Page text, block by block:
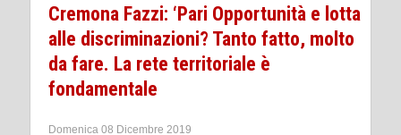
Cremona Fazzi: ‘Pari Opportunità e lotta
alle discriminazioni? Tanto fatto, molto
da fare. La rete territoriale è
fondamentale
Domenica 08 Dicembre 2019